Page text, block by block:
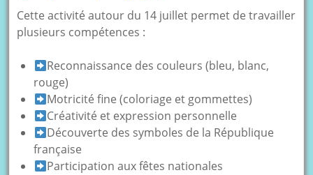
Cette activité autour du 14 juillet permet de travailler
plusieurs compétences :
Reconnaissance des couleurs (bleu, blanc,
rouge)
Motricité fine (coloriage et gommettes)
Créativité et expression personnelle
Découverte des symboles de la République
française
Participation aux fêtes nationales